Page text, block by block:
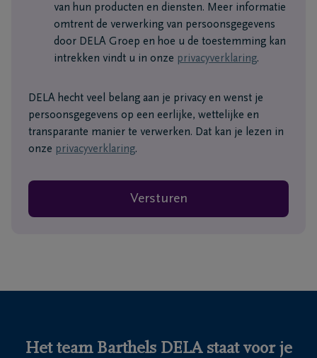
van hun producten en diensten. Meer informatie
omtrent de verwerking van persoonsgegevens
door DELA Groep en hoe u de toestemming kan
intrekken vindt u in onze privacyverklaring.
DELA hecht veel belang aan je privacy en wenst je
persoonsgegevens op een eerlijke, wettelijke en
transparante manier te verwerken. Dat kan je lezen in
onze privacyverklaring.
Versturen
Het team Barthels DELA staat voor je